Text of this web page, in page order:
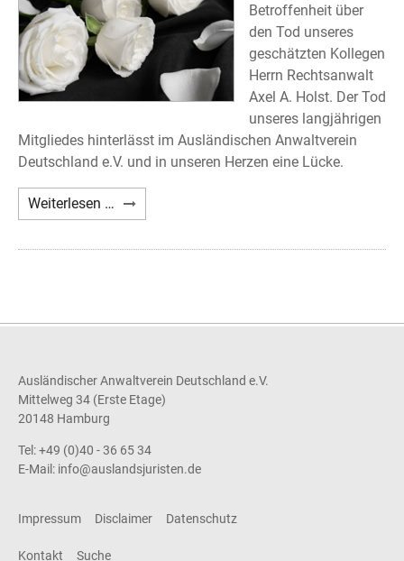
Betroffenheit über
den Tod unseres
geschätzten Kollegen
Herrn Rechtsanwalt
Axel A. Holst. Der Tod
unseres langjährigen
Mitgliedes hinterlässt im Ausländischen Anwaltverein
Deutschland e.V. und in unseren Herzen eine Lücke.
Weiterlesen … Nachruf
Axel
A.
Ausländischer Anwaltverein Deutschland e.V.
Mittelweg 34 (Erste Etage)
20148 Hamburg
Tel: +49 (0)40 - 36 65 34
E-Mail: info@auslandsjuristen.de
Impressum Disclaimer Datenschutz
Kontakt Suche